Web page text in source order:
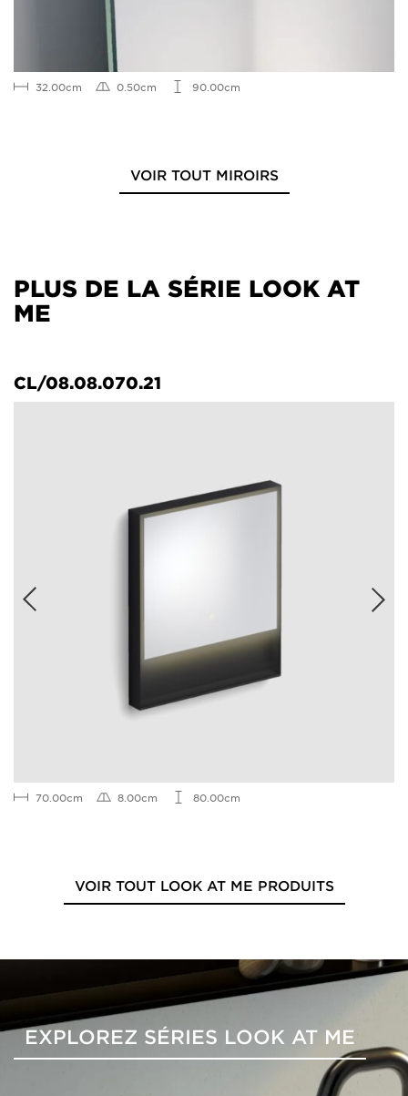
32.00cm 0.50cm 90.00cm
VOIR TOUT MIROIRS
PLUS DE LA SÉRIE LOOK AT
ME
CL/08.08.070.21
70.00cm 8.00cm 80.00cm
VOIR TOUT LOOK AT ME PRODUITS
EXPLOREZ SÉRIES LOOK AT ME